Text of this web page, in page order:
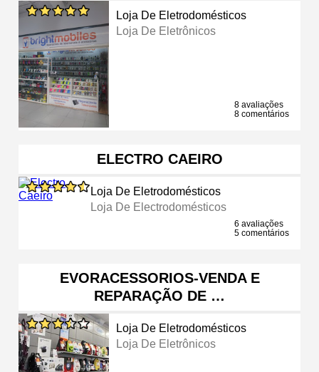
Loja De Eletrodomésticos
Loja De Eletrônicos
8 avaliações
8 comentários
ELECTRO CAEIRO
Loja De Eletrodomésticos
Loja De Electrodomésticos
6 avaliações
5 comentários
EVORACESSORIOS-VENDA E
REPARAÇÃO DE …
Loja De Eletrodomésticos
Loja De Eletrônicos